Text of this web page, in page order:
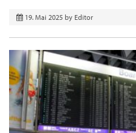
19. Mai 2025 by Editor